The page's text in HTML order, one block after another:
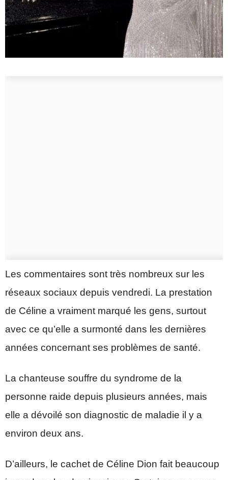
Les commentaires sont très nombreux sur les
réseaux sociaux depuis vendredi. La prestation
de Céline a vraiment marqué les gens, surtout
avec ce qu’elle a surmonté dans les dernières
années concernant ses problèmes de santé.
La chanteuse souffre du syndrome de la
personne raide depuis plusieurs années, mais
elle a dévoilé son diagnostic de maladie il y a
environ deux ans.
D’ailleurs, le cachet de Céline Dion fait beaucoup